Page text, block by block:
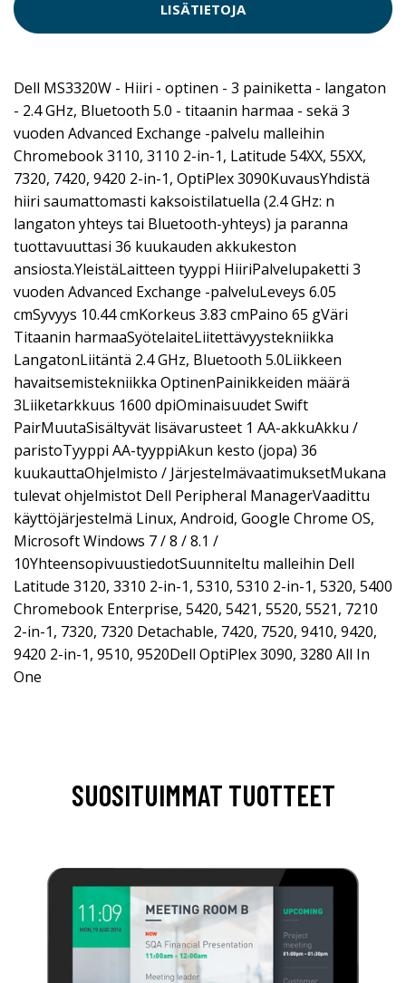
LISÄTIETOJA
Dell MS3320W - Hiiri - optinen - 3 painiketta - langaton
- 2.4 GHz, Bluetooth 5.0 - titaanin harmaa - sekä 3
vuoden Advanced Exchange -palvelu malleihin
Chromebook 3110, 3110 2-in-1, Latitude 54XX, 55XX,
7320, 7420, 9420 2-in-1, OptiPlex 3090KuvausYhdistä
hiiri saumattomasti kaksoistilatuella (2.4 GHz: n
langaton yhteys tai Bluetooth-yhteys) ja paranna
tuottavuuttasi 36 kuukauden akkukeston
ansiosta.YleistäLaitteen tyyppi HiiriPalvelupaketti 3
vuoden Advanced Exchange -palveluLeveys 6.05
cmSyvyys 10.44 cmKorkeus 3.83 cmPaino 65 gVäri
Titaanin harmaaSyötelaiteLiitettävyystekniikka
LangatonLiitäntä 2.4 GHz, Bluetooth 5.0Liikkeen
havaitsemistekniikka OptinenPainikkeiden määrä
3Liiketarkkuus 1600 dpiOminaisuudet Swift
PairMuutaSisältyvät lisävarusteet 1 AA-akkuAkku /
paristoTyyppi AA-tyyppiAkun kesto (jopa) 36
kuukauttaOhjelmisto / JärjestelmävaatimuksetMukana
tulevat ohjelmistot Dell Peripheral ManagerVaadittu
käyttöjärjestelmä Linux, Android, Google Chrome OS,
Microsoft Windows 7 / 8 / 8.1 /
10YhteensopivuustiedotSuunniteltu malleihin Dell
Latitude 3120, 3310 2-in-1, 5310, 5310 2-in-1, 5320, 5400
Chromebook Enterprise, 5420, 5421, 5520, 5521, 7210
2-in-1, 7320, 7320 Detachable, 7420, 7520, 9410, 9420,
9420 2-in-1, 9510, 9520Dell OptiPlex 3090, 3280 All In
One
SUOSITUIMMAT TUOTTEET